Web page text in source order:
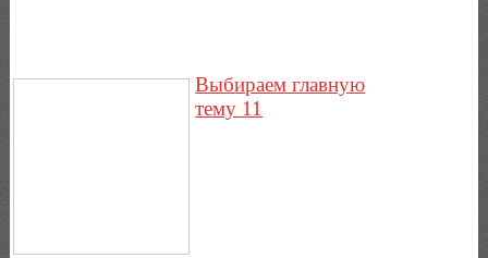
Выбираем главную
тему 11